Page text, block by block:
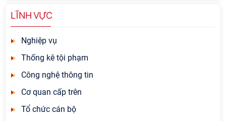
LĨNH VỰC
Nghiệp vụ
Thống kê tội phạm
Công nghệ thông tin
Cơ quan cấp trên
Tổ chức cán bộ